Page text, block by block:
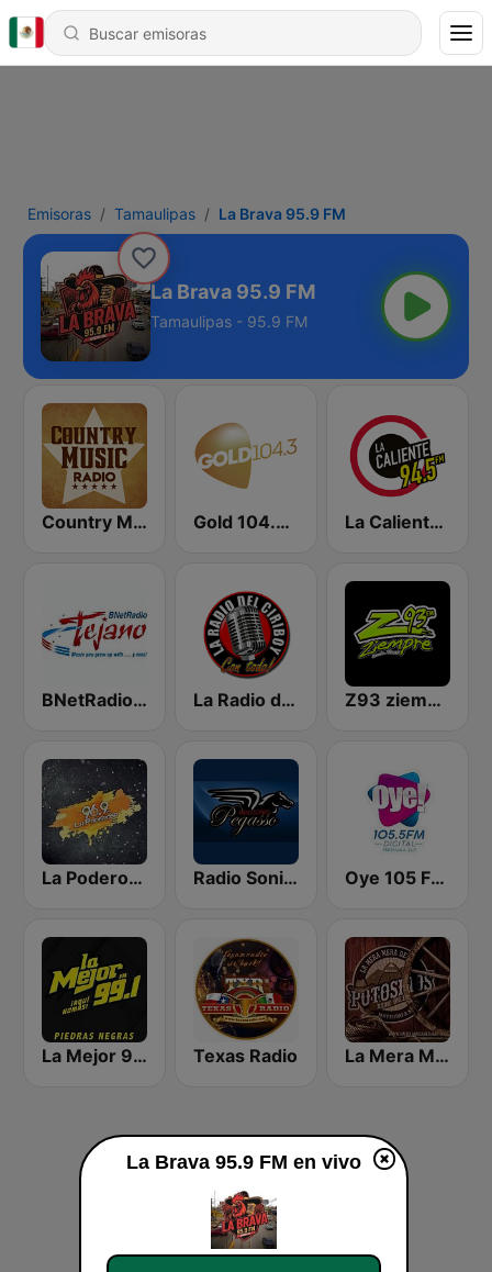
Emisoras Tamaulipas La Brava 95.9 FM
La Brava 95.9 FM
Tamaulipas - 95.9 FM
Country Music Radio - Country Mix Gold 104.3 FM La Caliente 94.5 FM | Tampico
BNetRadio - Tejano La Radio del Ciriboy Z93 ziempre FM
La Poderosa 96.9 FM Radio Sonido Pegasso Oye 105 FM Digital
La Mejor 99.1 FM Texas Radio La Mera Mera de Matehuala
La Brava 95.9 FM en vivo